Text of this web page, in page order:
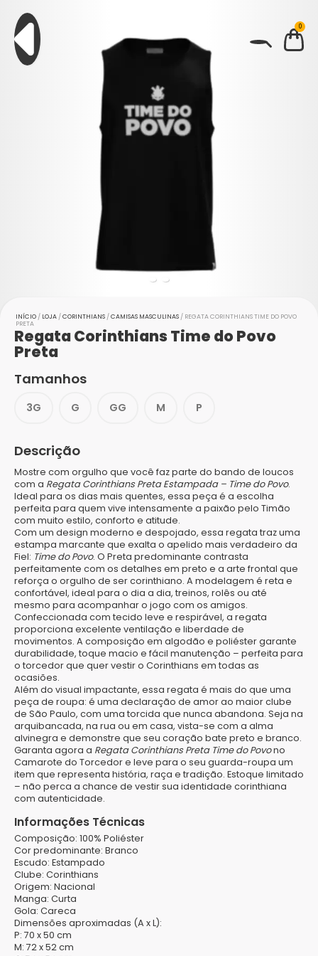
0
INÍCIO / LOJA /CORINTHIANS /CAMISAS MASCULINAS / REGATA CORINTHIANS TIME DO POVO
PRETA
Regata Corinthians Time do Povo
Preta
Tamanhos
3G G GG M P
Descrição
Mostre com orgulho que você faz parte do bando de loucos
com a Regata Corinthians Preta Estampada – Time do Povo.
Ideal para os dias mais quentes, essa peça é a escolha
perfeita para quem vive intensamente a paixão pelo Timão
com muito estilo, conforto e atitude.
Com um design moderno e despojado, essa regata traz uma
estampa marcante que exalta o apelido mais verdadeiro da
Fiel: Time do Povo. O Preta predominante contrasta
perfeitamente com os detalhes em preto e a arte frontal que
reforça o orgulho de ser corinthiano. A modelagem é reta e
confortável, ideal para o dia a dia, treinos, rolês ou até
mesmo para acompanhar o jogo com os amigos.
Confeccionada com tecido leve e respirável, a regata
proporciona excelente ventilação e liberdade de
movimentos. A composição em algodão e poliéster garante
durabilidade, toque macio e fácil manutenção – perfeita para
o torcedor que quer vestir o Corinthians em todas as
ocasiões.
Além do visual impactante, essa regata é mais do que uma
peça de roupa: é uma declaração de amor ao maior clube
de São Paulo, com uma torcida que nunca abandona. Seja na
arquibancada, na rua ou em casa, vista-se com a alma
alvinegra e demonstre que seu coração bate preto e branco.
Garanta agora a Regata Corinthians Preta Time do Povono
Camarote do Torcedor e leve para o seu guarda-roupa um
item que representa história, raça e tradição. Estoque limitado
– não perca a chance de vestir sua identidade corinthiana
com autenticidade.
Informações Técnicas
Composição: 100% Poliéster
Cor predominante: Branco
Escudo: Estampado
Clube: Corinthians
Origem: Nacional
Manga: Curta
Gola: Careca
Dimensões aproximadas (A x L):
P: 70 x 50 cm
M: 72 x 52 cm